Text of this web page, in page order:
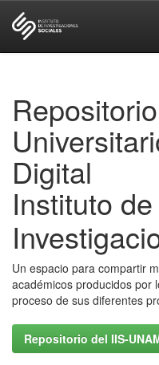
Repositorio
Digital
Instituto de
Un espacio para compartir
académicos producidos por
proceso de sus diferentes
Repositorio del IIS-